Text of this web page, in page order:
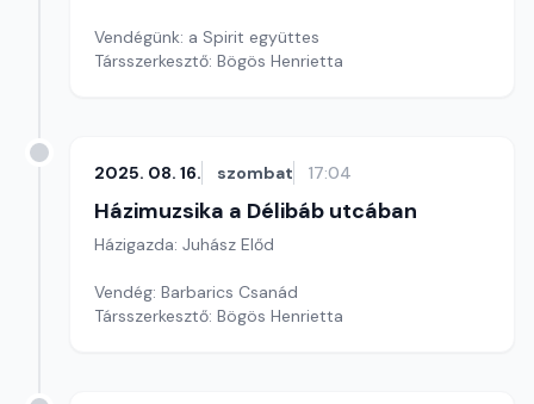
Vendégünk: a Spirit együttes
Társszerkesztő: Bögös Henrietta
2025. 08. 16. szombat 17:04
Házimuzsika a Délibáb utcában
Házigazda: Juhász Előd
Vendég: Barbarics Csanád
Társszerkesztő: Bögös Henrietta